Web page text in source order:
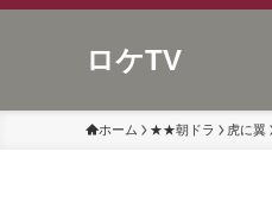
ロケTV
ホーム ★★朝ドラ 虎に翼